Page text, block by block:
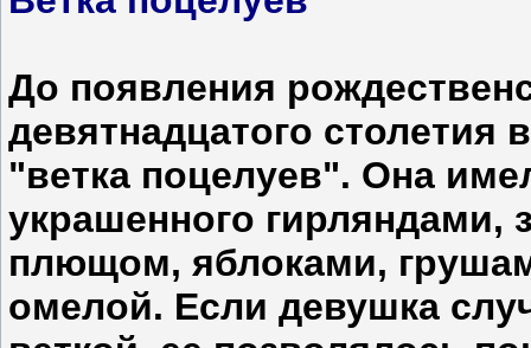
До появления
девятнадцатого столетия
"ветка поцелуев". Она
украшенного
плющом, яблоками,
омелой. Если девушка